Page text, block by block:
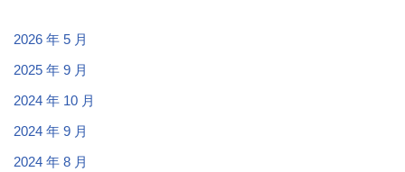
2026 年 5 月
2025 年 9 月
2024 年 10 月
2024 年 9 月
2024 年 8 月